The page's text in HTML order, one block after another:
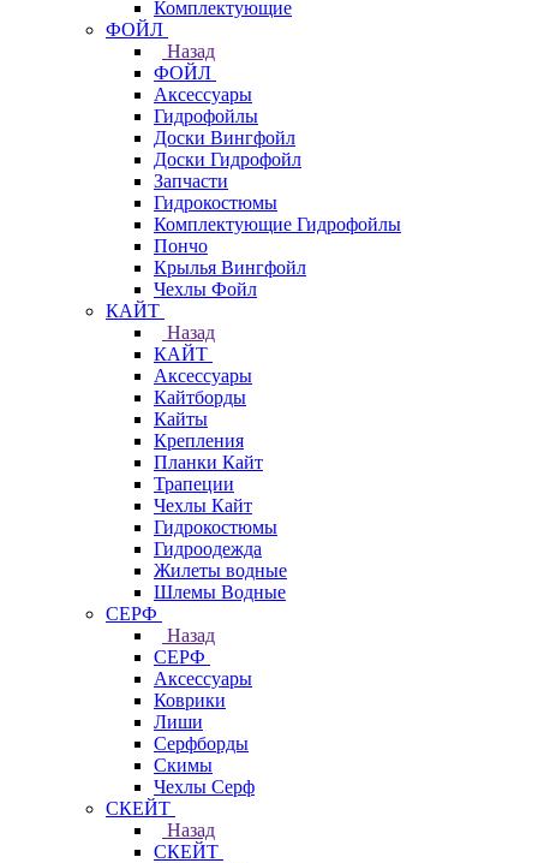
Комплектующие
ФОЙЛ
Назад
ФОЙЛ
Аксессуары
Гидрофойлы
Доски Вингфойл
Доски Гидрофойл
Запчасти
Гидрокостюмы
Комплектующие Гидрофойлы
Пончо
Крылья Вингфойл
Чехлы Фойл
КАЙТ
Назад
КАЙТ
Аксессуары
Кайтборды
Кайты
Крепления
Планки Кайт
Трапеции
Чехлы Кайт
Гидрокостюмы
Гидроодежда
Жилеты водные
Шлемы Водные
СЕРФ
Назад
СЕРФ
Аксессуары
Коврики
Лиши
Серфборды
Скимы
Чехлы Cерф
СКЕЙТ
Назад
СКЕЙТ